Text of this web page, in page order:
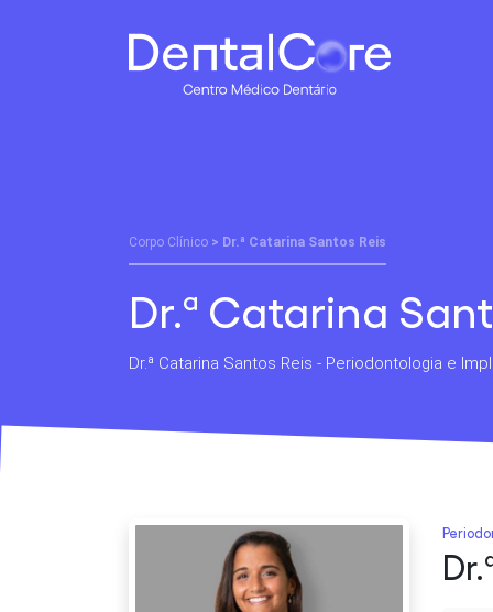
Corpo Clínico > Dr.ª Catarina Santos Reis
Dr.ª Catarina
Dr.ª Catarina Santos Reis - Periodontologia e